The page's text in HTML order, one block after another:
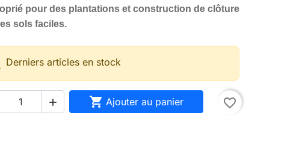
pour des plantations et construction de clôture
sols faciles.
Derniers articles en stock
  Ajouter au panier favorite_border